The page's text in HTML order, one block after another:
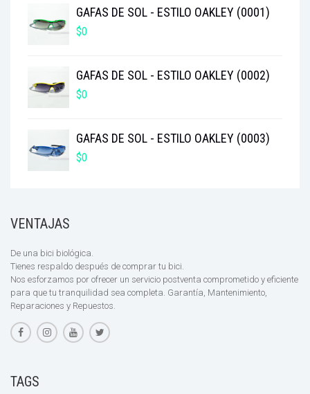
GAFAS DE SOL - ESTILO OAKLEY (0001)
$0
GAFAS DE SOL - ESTILO OAKLEY (0002)
$0
GAFAS DE SOL - ESTILO OAKLEY (0003)
$0
VENTAJAS
De una bici biológica.
Tienes respaldo después de comprar tu bici.
Nos esforzamos por ofrecer un servicio postventa comprometido y eficiente
para que tu tranquilidad sea completa. Garantía, Mantenimiento,
Reparaciones y Repuestos.
TAGS